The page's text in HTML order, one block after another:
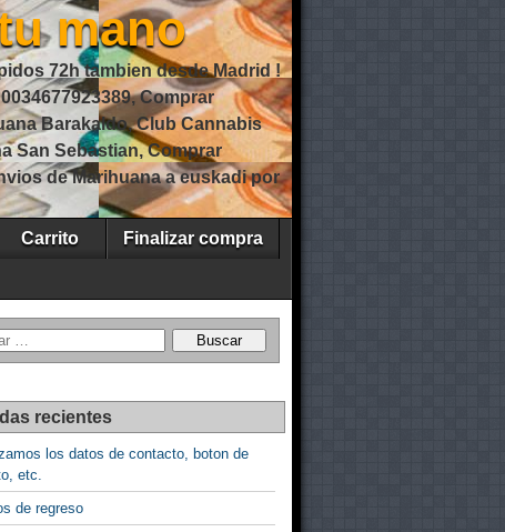
mano
72h tambien desde Madrid !
Comprar
Barakaldo, Club Cannabis
San Sebastian, Comprar
de Marihuana a euskadi por
Carrito Finalizar compra
recientes
los datos de contacto, boton de
etc.
de regreso